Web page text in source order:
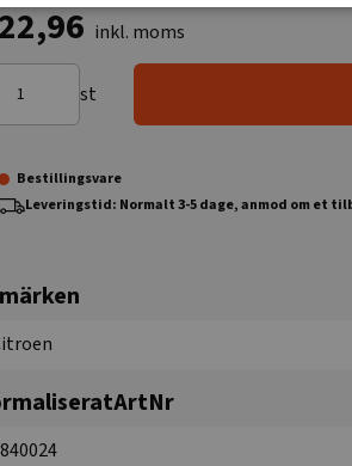
inkl. moms
st
Bestillingsvare
Leveringstid: Normalt 3-5 dage, anmod om et